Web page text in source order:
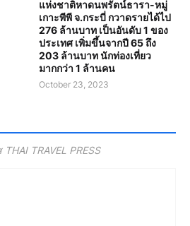
แห่งชาติหาดนพรัตน์ธารา-หมู่
เกาะพีพี จ.กระบี่ กวาดรายได้ไป
276 ล้านบาท เป็นอันดับ 1 ของ
ประเทศ เพิ่มขึ้นจากปี 65 ถึง
203 ล้านบาท นักท่องเที่ยว
มากกว่า 1 ล้านคน
October 23, 2023
TRAVEL PRESS